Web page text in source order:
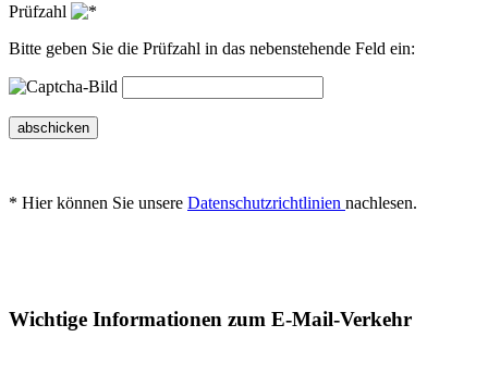
Prüfzahl
Bitte geben Sie die Prüfzahl in das nebenstehende Feld ein:
abschicken
* Hier können Sie unsere Datenschutzrichtlinien nachlesen.
Wichtige Informationen zum E-Mail-Verkehr